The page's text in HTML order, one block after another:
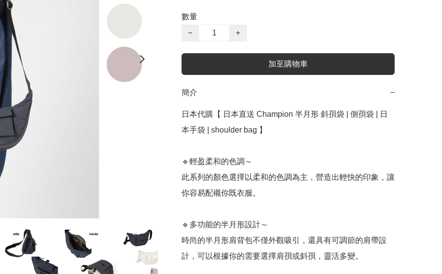
數量
−
+
加至購物車
簡介 −
日本代購【 日本直送 Champion 半月形 斜孭袋 | 側孭袋 | 日
本手袋 | shoulder bag 】﻿
🔹輕盈柔和的色調～
此系列的顏色選擇以柔和的色調為主，營造出輕快的印象，讓
你容易配襯你既衣服。
🔹多功能的半月形設計～
時尚的半月形肩背包不僅外觀吸引，還具有可調節的肩帶設
計，可以根據你的需要選擇肩孭或斜孭，靈活多變。